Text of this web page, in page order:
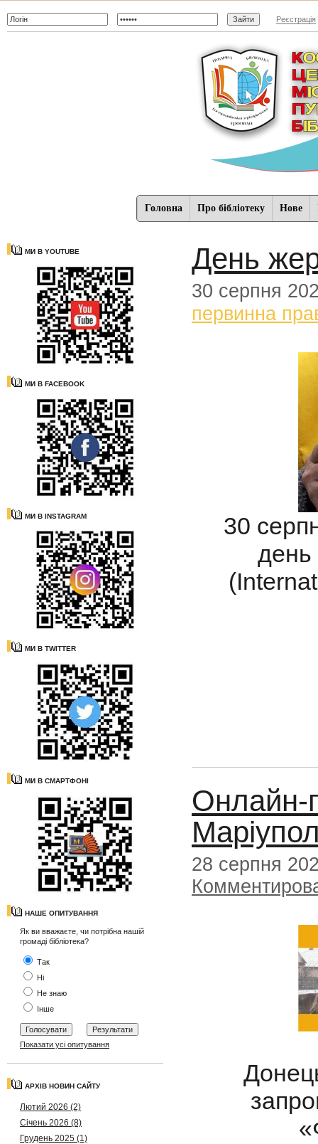
Реєстрація
Головна Про бібліотеку Нове
МИ В YOUTUBE
МИ В FACEBOOK
МИ В INSTAGRAM
МИ В TWITTER
МИ В СМАРТФОНІ
НАШЕ ОПИТУВАННЯ
Як ви вважаєте, чи потрібна нашій
громаді бібліотека?
Так
Ні
Не знаю
Інше
Показати усі опитування
АРХІВ НОВИН САЙТУ
Лютий 2026 (2)
Січень 2026 (8)
Грудень 2025 (1)
День
30 серпня
первинна
30
день
Онлайн-
28 серпня